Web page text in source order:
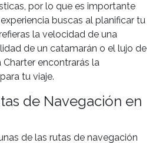
por lo que es importante
buscas al planificar tu
la velocidad de una
de un catamarán o el lujo de
encontrarás la
tu viaje.
de Navegación en
de las rutas de navegación